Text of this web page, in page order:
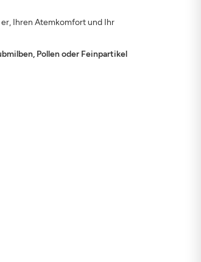
Ihren Atemkomfort und Ihr
Pollen oder Feinpartikel